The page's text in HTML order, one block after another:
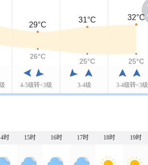
4-5级转<3级 3-4级 3-4级转<3级
29°C
31°C 32°C
26°C
25°C 25°C
时 15时 16时 17时 18时 19时